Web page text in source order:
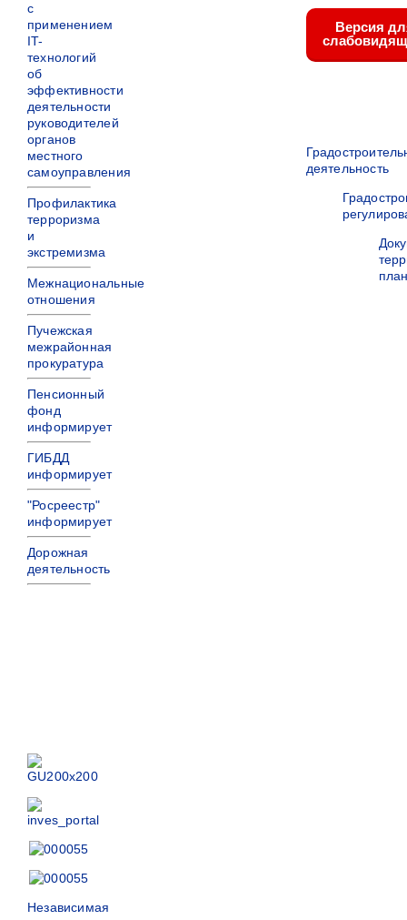
с
применением
IT-
технологий
об
эффективности
деятельности
руководителей
органов
местного
самоуправления
Профилактика
терроризма
и
экстремизма
Межнациональные
отношения
Пучежская
межрайонная
прокуратура
Пенсионный
фонд
информирует
ГИБДД
информирует
"Росреестр"
информирует
Дорожная
деятельность
Независимая
Версия
деятельность